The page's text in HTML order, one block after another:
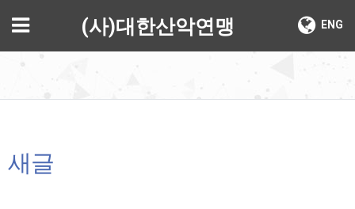
메뉴 ENG
(사)대한산악연맹
새글